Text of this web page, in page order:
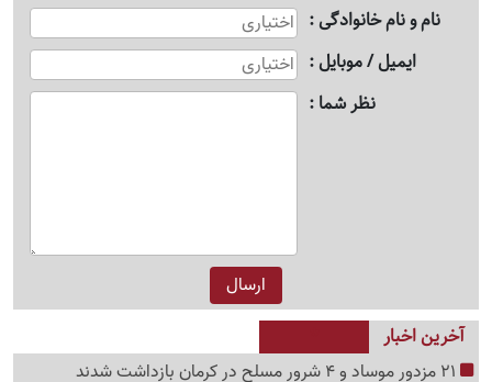
نام و نام خانوادگی
ایمیل / موبایل
نظر شما
آخرین اخبار